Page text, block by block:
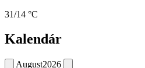
31/14 °C
Kalendár
August2026